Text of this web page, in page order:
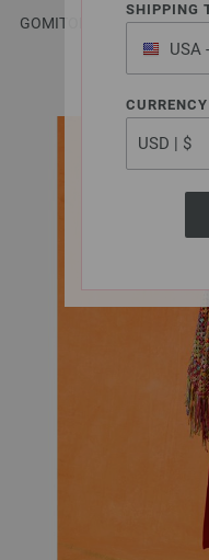
SHIPPING
USA
of
CURRENCY
GOMITOLO No. 17 -